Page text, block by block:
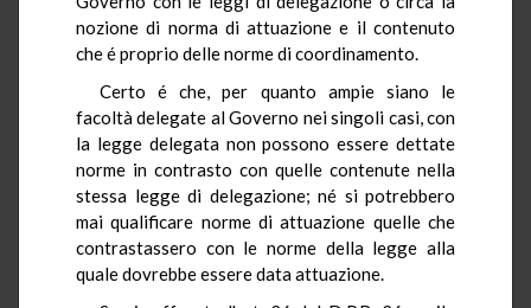
nozione di norma di attuazione e il contenuto
che é proprio delle norme di coordinamento.
Certo é che, per quanto ampie siano le
facoltà delegate al Governo nei singoli casi, con
la legge delegata non possono essere dettate
norme in contrasto con quelle contenute nella
stessa legge di delegazione; né si potrebbero
mai qualificare norme di attuazione quelle che
contrastassero con le norme della legge alla
quale dovrebbe essere data attuazione.